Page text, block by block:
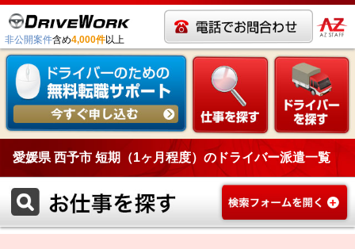
非公開案件含め4,000件以上
愛媛県 西予市 短期（1ヶ月程度）のドライバー派遣一覧